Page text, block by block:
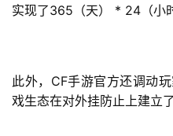
实现了365 （天） * 24 （小
此外， CF手游官方还调动
戏生态在对外挂防止上建立